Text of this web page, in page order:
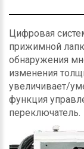
Цифровая
прижимной
обнаружения
изменения
увеличивает/
функция
переключатель.